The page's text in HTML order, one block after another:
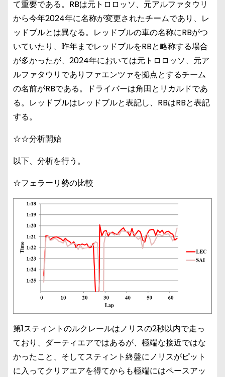
て重要である。RBは元トロロッソ、元アルファタウリ
から今年2024年に名称が変更されたチームであり、レ
ッドブルとは異なる。レッドブルの車の名称にRBがつ
いていたり、昨年までレッドブルをRBと略称する場合
が多かったが、2024年においては元トロロッソ、元ア
ルファタウリでありファエンツァを拠点とするチーム
の名前がRBである。ドライバーは角田とリカルドであ
る。レッドブルはレッドブルと表記し、RBはRBと表記
する。
☆☆分析開始
以下、分析を行う。
☆フェラーリ勢の比較
第1スティントのルクレールはノリスの2秒以内で走っ
ており、ダーティエアではあるが、極端な接近ではな
かったこと、そしてスティント終盤にノリスがピット
に入ってクリアエアを得てからも極端にはペースアッ